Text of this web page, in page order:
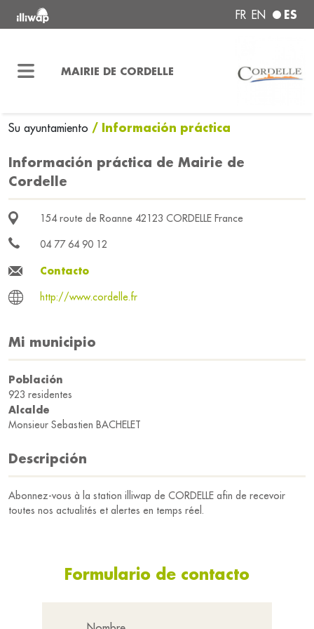
FR EN ES
MAIRIE DE CORDELLE
Su ayuntamiento / Información práctica
Información práctica de Mairie de
Cordelle
154 route de Roanne 42123 CORDELLE France
04 77 64 90 12
Contacto
http://www.cordelle.fr
Mi municipio
Población
923 residentes
Alcalde
Monsieur Sebastien BACHELET
Descripción
Abonnez-vous à la station illiwap de CORDELLE afin de recevoir
toutes nos actualités et alertes en temps réel.
Formulario de contacto